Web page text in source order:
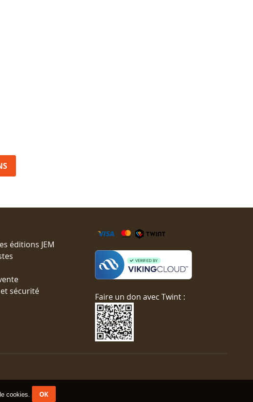
cookies. OK
éditions JEM
sécurité
Faire un don avec Twint :